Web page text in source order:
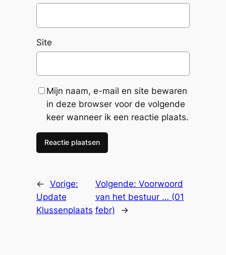
Site
Mijn naam, e-mail en site bewaren
in deze browser voor de volgende
keer wanneer ik een reactie plaats.
← Vorige:
Update
Klussenplaats
Volgende: Voorwoord
van het bestuur … (01
febr)
→